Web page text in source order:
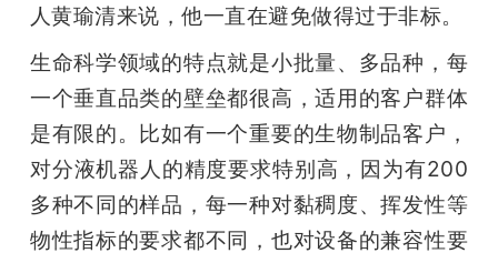
人黄瑜清来说，他一直在避免做得过于非标。
生命科学领域的特点就是小批量、多品种，每
一个垂直品类的壁垒都很高，适用的客户群体
是有限的。比如有一个重要的生物制品客户，
对分液机器人的精度要求特别高，因为有200
多种不同的样品，每一种对黏稠度、挥发性等
物性指标的要求都不同，也对设备的兼容性要